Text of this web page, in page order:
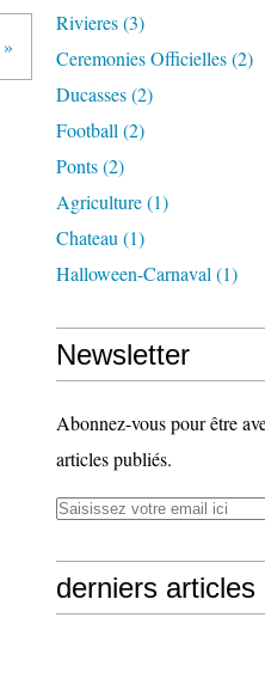
Rivieres(3)
Ceremonies Officielles(2)
Ducasses(2)
Football (2)
Ponts(2)
Agriculture(1)
Chateau (1)
Halloween-Carnaval (1)
Newsletter
Abonnez-vous pour être
articles publiés.
derniers articles